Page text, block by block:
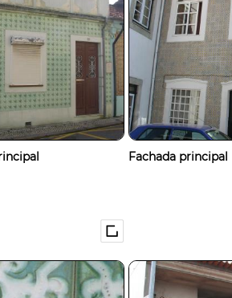
Fachada principal